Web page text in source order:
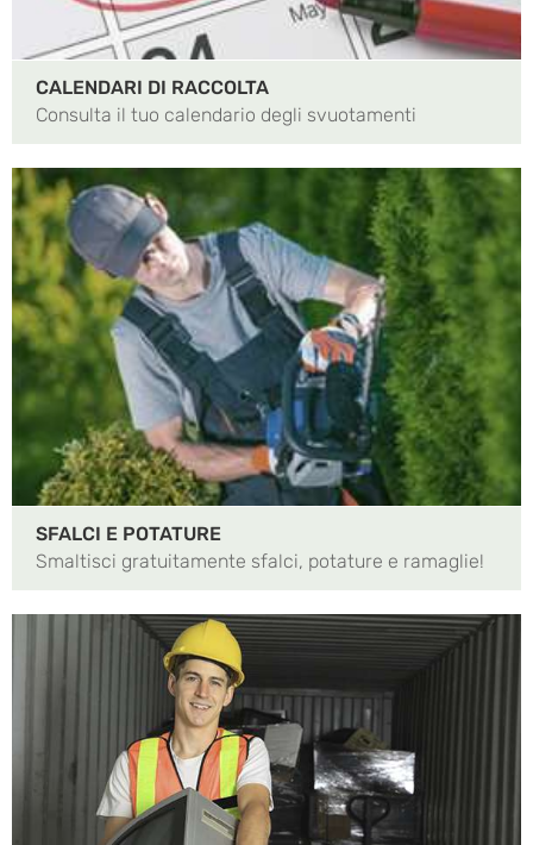
CALENDARI DI RACCOLTA
Consulta il tuo calendario degli svuotamenti
SFALCI E POTATURE
Smaltisci gratuitamente sfalci, potature e ramaglie!